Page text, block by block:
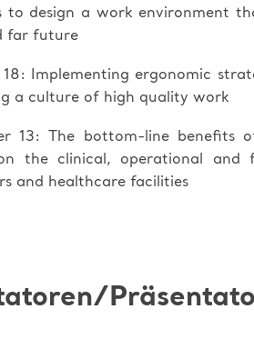
to design a work environment
far future
Implementing ergonomic
a culture of high quality work
13: The bottom-line benefits
the clinical, operational and
and healthcare facilities